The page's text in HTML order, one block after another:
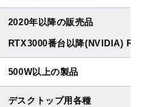
2020年以降の販売品
RTX3000番台以降(NVIDIA)
500W以上の製品
デスクトップ用各種